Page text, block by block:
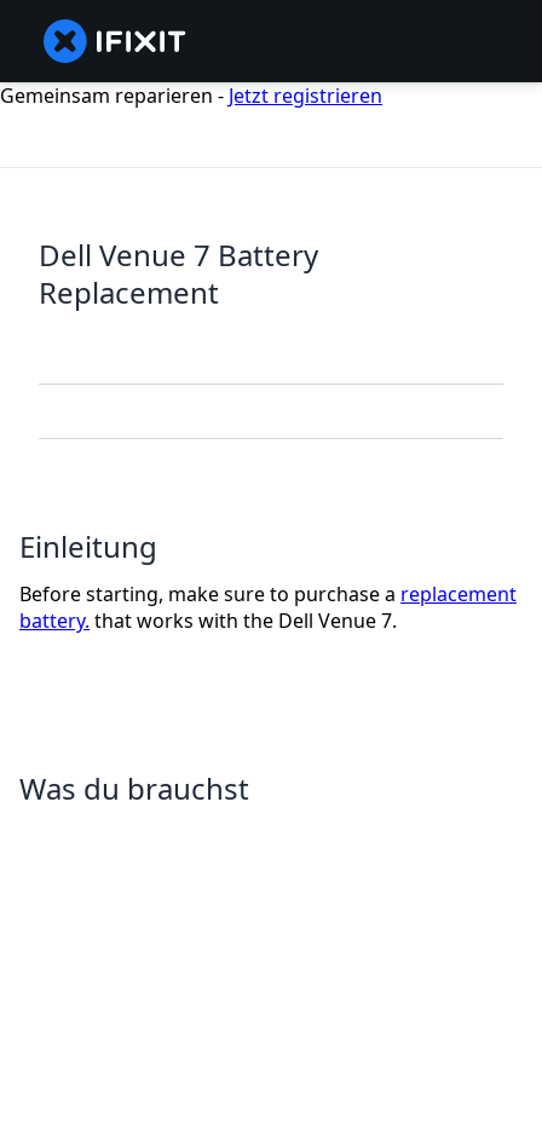
Gemeinsam reparieren - Jetzt registrieren
Dell Venue 7 Battery
Replacement
Einleitung
Before starting, make sure to purchase a replacement
battery. that works with the Dell Venue 7.
Was du brauchst